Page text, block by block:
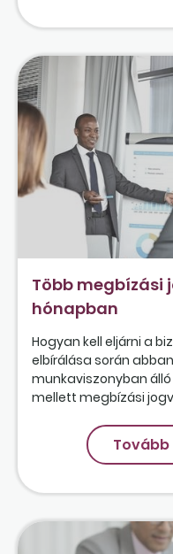
Több megbízási
hónapban
Hogyan kell eljárni a
elbírálása során
munkaviszonyban
mellett megbízási
Tovább